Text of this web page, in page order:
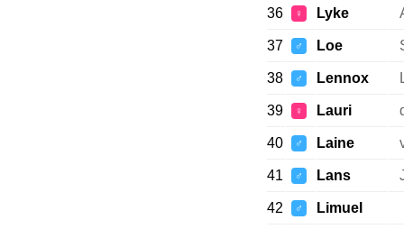
36 ♀ Lyke
37 ♂ Loe
38 ♂ Lennox
39 ♀ Lauri
40 ♂ Laine
41 ♂ Lans
42 ♂ Limuel